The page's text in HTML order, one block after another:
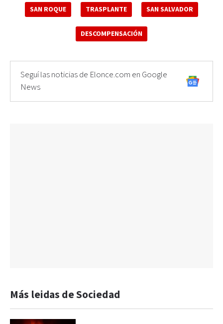
SAN ROQUE TRASPLANTE SAN SALVADOR
DESCOMPENSACIÓN
Seguí las noticias de Elonce.com en Google
News
Más leidas de Sociedad